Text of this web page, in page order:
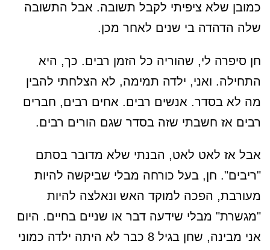
כמובן שלא ציפיתי לקבל תשובה. אבל התשובה
שלה הדהדה בי שנים לאחר מכן.
חן סיפרה לי, שהוריה כל הזמן רבים. כך, היא
התחילה. ואני, ילדה תמימה, לא הצלחתי להבין
מה לא בסדר. אנשים רבים. אחים רבים, חברים
רבים אז חשבתי שזה בסדר שגם הורים רבים.
אבל אז לאט לאט, הבנתי שלא מדובר בסתם
"ריבים". חן, בעל כורחה מבלי שביקשה להיות
מעורבת, הפכה למוקד האש ונאלצה להיות
"מגשרת" מבלי שידעה דבר או שניים בחיים. היום
אני מבינה, שחן בגיל 8 כבר לא היתה ילדה כמוני